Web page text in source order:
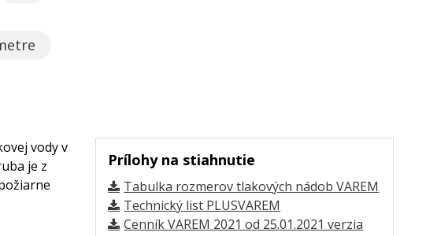
Prílohy na stiahnutie
Tabulka rozmerov tlakových nádob VAREM
Technický list PLUSVAREM
Cenník VAREM 2021 od 25.01.2021 verzia
vody v
je z